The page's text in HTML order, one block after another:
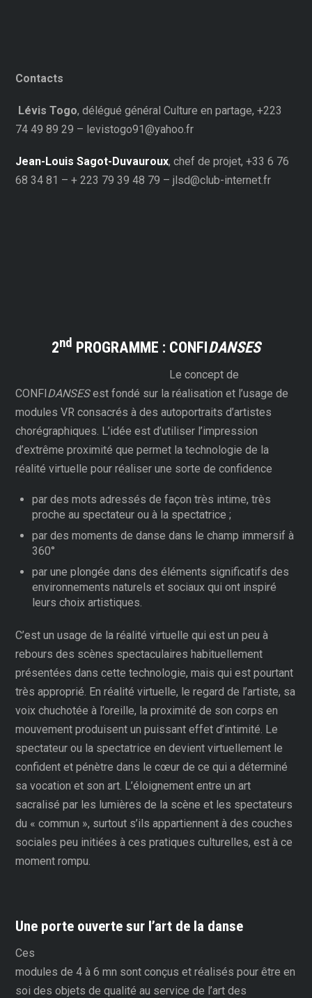
Contacts
Lévis Togo, délégué général Culture en partage, +223
74 49 89 29 – levistogo91@yahoo.fr
Jean-Louis Sagot-Duvauroux, chef de projet, +33 6 76
68 34 81 – + 223 79 39 48 79 – jlsd@club-internet.fr
2nd PROGRAMME : CONFIDANSES
Le concept de
CONFI DANSESest fondé sur la réalisation et l’usage de
modules VR consacrés à des autoportraits d’artistes
chorégraphiques. L’idée est d’utiliser l’impression
d’extrême proximité que permet la technologie de la
réalité virtuelle pour réaliser une sorte de confidence
par des mots adressés de façon très intime, très
proche au spectateur ou à la spectatrice ;
par des moments de danse dans le champ immersif à
360°
par une plongée dans des éléments significatifs des
environnements naturels et sociaux qui ont inspiré
leurs choix artistiques.
C’est un usage de la réalité virtuelle qui est un peu à
rebours des scènes spectaculaires habituellement
présentées dans cette technologie, mais qui est pourtant
très approprié. En réalité virtuelle, le regard de l’artiste, sa
voix chuchotée à l’oreille, la proximité de son corps en
mouvement produisent un puissant effet d’intimité. Le
spectateur ou la spectatrice en devient virtuellement le
confident et pénètre dans le cœur de ce qui a déterminé
sa vocation et son art. L’éloignement entre un art
sacralisé par les lumières de la scène et les spectateurs
du « commun », surtout s’ils appartiennent à des couches
sociales peu initiées à ces pratiques culturelles, est à ce
moment rompu.
Une porte ouverte sur l’art de la danse
Ces
modules de 4 à 6 mn sont conçus et réalisés pour être en
soi des objets de qualité au service de l’art des